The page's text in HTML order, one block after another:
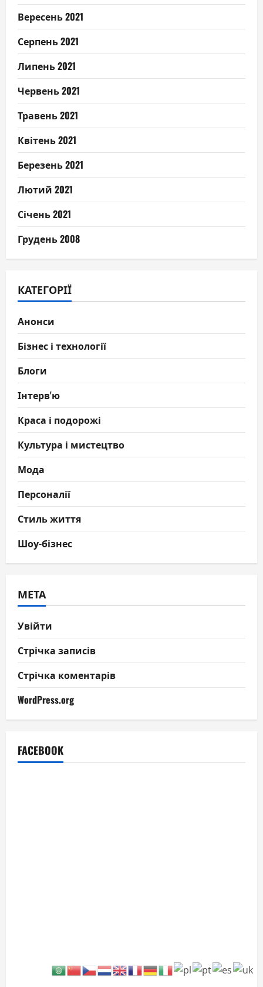
Вересень 2021
Серпень 2021
Липень 2021
Червень 2021
Травень 2021
Квітень 2021
Березень 2021
Лютий 2021
Січень 2021
Грудень 2008
КАТЕГОРІЇ
Анонси
Бізнес і технології
Блоги
Інтерв'ю
Краса і подорожі
Культура і мистецтво
Мода
Персоналії
Стиль життя
Шоу-бізнес
МЕТА
Увійти
Стрічка записів
Стрічка коментарів
WordPress.org
FACEBOOK